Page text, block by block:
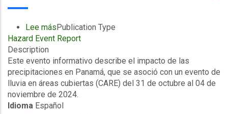
Lee mássobre
Información
evento
-
Exceso
de
lluvia
Publication Type
Hazard Event Report
Description
Este evento informativo describe el impacto de las
precipitaciones en Panamá, que se asoció con un evento de
lluvia en áreas cubiertas (CARE) del 31 de octubre al 04 de
noviembre de 2024.
Idioma Español